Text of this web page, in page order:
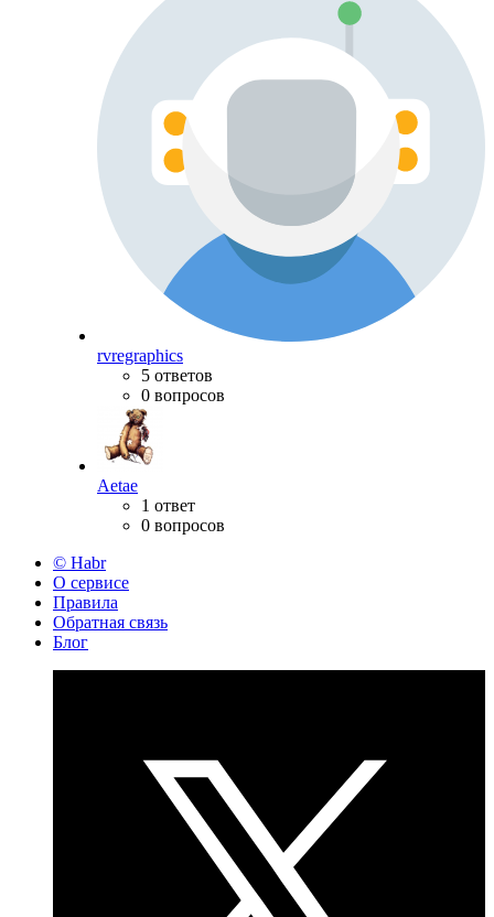
rvregraphics
5 ответов
0 вопросов
Aetae
1 ответ
0 вопросов
© Habr
О сервисе
Правила
Обратная связь
Блог